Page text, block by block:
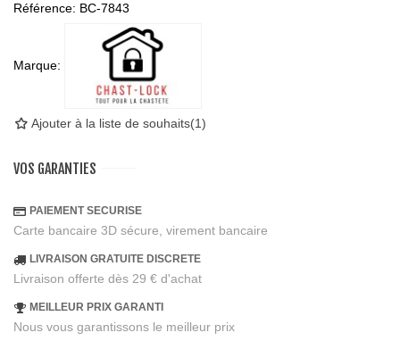
Référence: BC-7843
Marque:
Ajouter à la liste de souhaits(1)
VOS GARANTIES
PAIEMENT SECURISE
Carte bancaire 3D sécure, virement bancaire
LIVRAISON GRATUITE DISCRETE
Livraison offerte dès 29 € d'achat
MEILLEUR PRIX GARANTI
Nous vous garantissons le meilleur prix